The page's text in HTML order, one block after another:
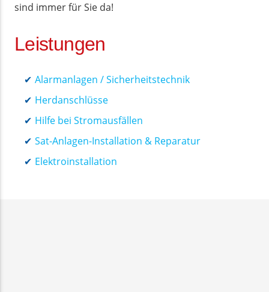
sind immer für Sie da!
Leistungen
Alarmanlagen / Sicherheitstechnik
Herdanschlüsse
Hilfe bei Stromausfällen
Sat-Anlagen-Installation & Reparatur
Elektroinstallation